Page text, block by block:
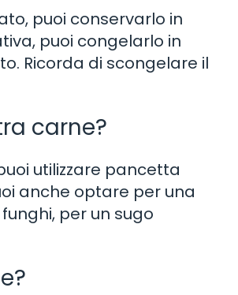
puoi conservarlo in
puoi congelarlo in
Ricorda di scongelare il
carne?
utilizzare pancetta
anche optare per una
per un sugo